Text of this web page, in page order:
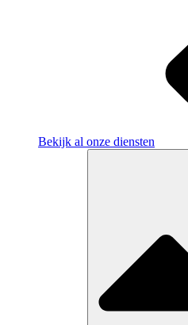
Bekijk al onze diensten